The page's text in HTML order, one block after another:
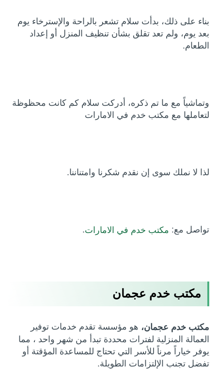
بناء على ذلك، بدأت سلام تشعر بالراحة والإسترخاء يوم
بعد يوم، ولم تعد تقلق بشأن تنظيف المنزل أو إعداد
الطعام.
وتماشياً مع ما تم ذكره، أدركت سلام كم كانت محظوظة
لتعاملها مع مكتب خدم في الامارات
لذا لا نملك سوى إن نقدم شكرنا وامتناننا.
تواصل مع: مكتب خدم في الامارات.
مكتب خدم عجمان
مكتب خدم عجمان، هو مؤسسة تقدم خدمات توفير
العمالة المنزلية لفترات محددة تبدأ من شهر واحد ، مما
يوفر خياراً مرناً للأسر التي تحتاج للمساعدة المؤقتة أو
تفضل تجنب الإلتزامات الطويلة.